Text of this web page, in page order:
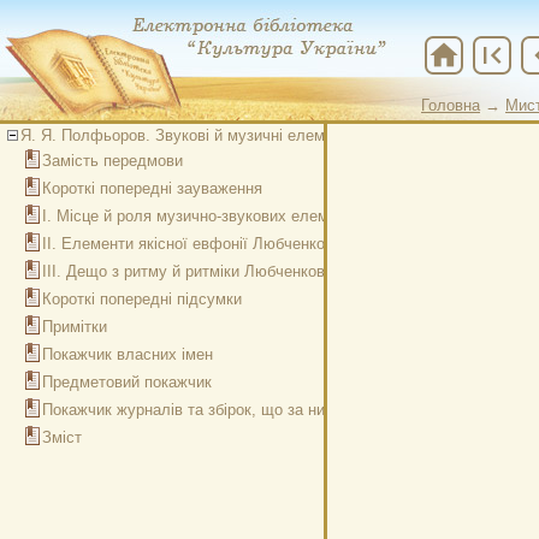
Головна →
Головна→
home first_page
Я. Я. Полфьоров. Звукові й музичні елементи в творах українських
Замість передмови
Короткі попередні зауваження
І. Місце й роля музично-звукових елементів в творах Любченка
ІІ. Елементи якісної евфонії Любченкової мови
ІІІ. Дещо з ритму й ритміки Любченкових творів
Короткі попередні підсумки
Примітки
Покажчик власних імен
Предметовий покажчик
Покажчик журналів та збірок, що за них згадується або що
Зміст